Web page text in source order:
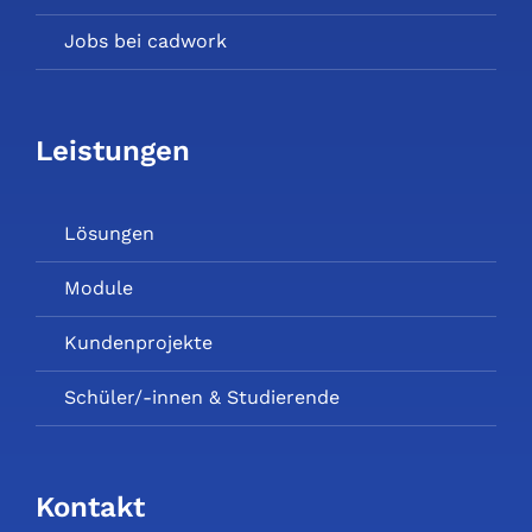
Jobs bei cadwork
Leistungen
Lösungen
Module
Kundenprojekte
Schüler/-innen & Studierende
Kontakt